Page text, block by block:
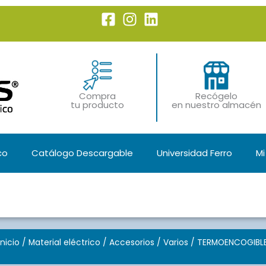
Compra
tu producto
Recógelo
en nuestro almacén
Catálogo Descargable Universidad Ferro
/ Material eléctrico / Accesorios / Varios /